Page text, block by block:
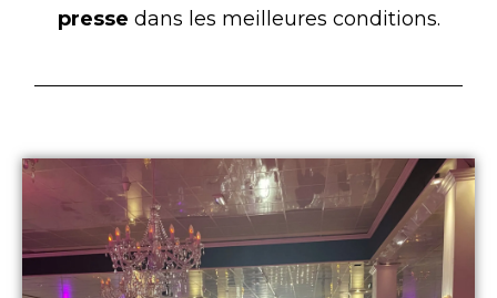
presse dans les meilleures conditions.